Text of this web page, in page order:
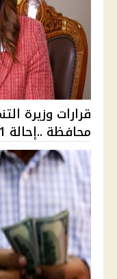
محافظة ..إحالة 81 حالة للنيابات...